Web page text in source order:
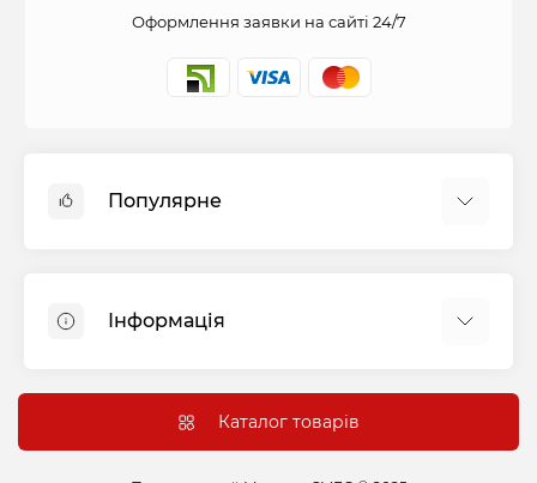
Оформлення заявки на сайті 24/7
Популярне
Варильні панелі
Витяжки
Посудомийні машини
Інформація
Гарантія та сервіс
Каталог товарів